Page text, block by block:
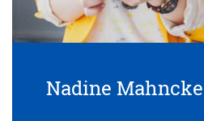
Nadine Mahncke